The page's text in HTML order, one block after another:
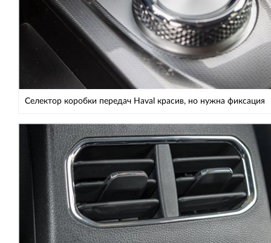
Селектор коробки передач Haval красив, но нужна фиксация